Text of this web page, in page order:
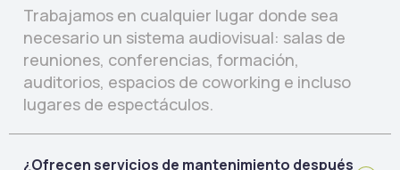
Trabajamos en cualquier lugar donde sea
necesario un sistema audiovisual: salas de
reuniones, conferencias, formación,
auditorios, espacios de coworking e incluso
lugares de espectáculos.
¿Ofrecen servicios de mantenimiento después